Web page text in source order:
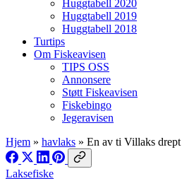
Huggtabell 2020
Huggtabell 2019
Huggtabell 2018
Turtips
Om Fiskeavisen
TIPS OSS
Annonsere
Støtt Fiskeavisen
Fiskebingo
Jegeravisen
Hjem » havlaks » En av ti Villaks
Laksefiske